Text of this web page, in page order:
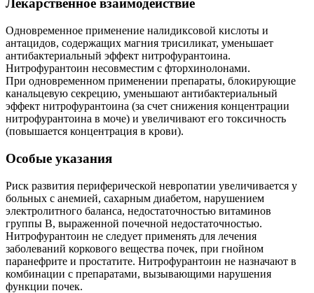
Лекарственное взаимодействие
Одновременное применение налидиксовой кислоты и
антацидов, содержащих магния трисиликат, уменьшает
антибактериальный эффект нитрофурантоина.
Нитрофурантоин несовместим с фторхинолонами.
При одновременном применении препараты, блокирующие
канальцевую секрецию, уменьшают антибактериальный
эффект нитрофурантоина (за счет снижения концентрации
нитрофурантоина в моче) и увеличивают его токсичность
(повышается концентрация в крови).
Особые указания
Риск развития периферической невропатии увеличивается у
больных с анемией, сахарным диабетом, нарушением
электролитного баланса, недостаточностью витаминов
группы B, выраженной почечной недостаточностью.
Нитрофурантоин не следует применять для лечения
заболеваний коркового вещества почек, при гнойном
паранефрите и простатите. Нитрофурантоин не назначают в
комбинации с препаратами, вызывающими нарушения
функции почек.